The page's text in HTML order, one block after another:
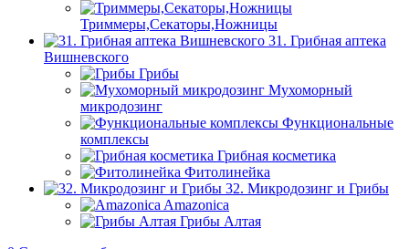
Триммеры,Секаторы,Ножницы
31. Грибная аптека
Вишневского
Грибы
Мухоморный
микродозинг
Функциональные
комплексы
Грибная косметика
Фитолинейка
32. Микродозинг и Грибы
Amazonica
Грибы Алтая